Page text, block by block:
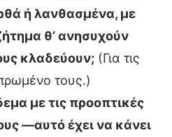
ή λανθασμένα, με
θ’ ανησυχούν
κλαδεύουν; (Για τις
τους.)
με τις προοπτικές
—αυτό έχει να κάνει